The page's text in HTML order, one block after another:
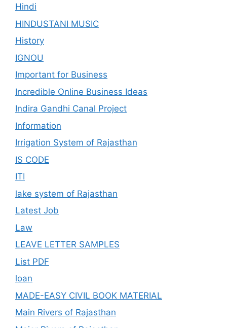
Hindi
HINDUSTANI MUSIC
History
IGNOU
Important for Business
Incredible Online Business Ideas
Indira Gandhi Canal Project
Information
Irrigation System of Rajasthan
IS CODE
ITI
lake system of Rajasthan
Latest Job
Law
LEAVE LETTER SAMPLES
List PDF
loan
MADE-EASY CIVIL BOOK MATERIAL
Main Rivers of Rajasthan